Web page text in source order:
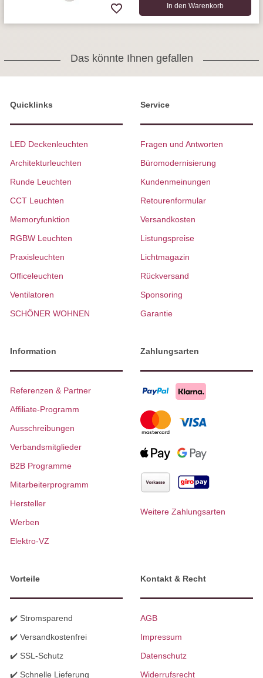
In den Warenkorb
Das könnte Ihnen gefallen
Quicklinks
LED Deckenleuchten
Architekturleuchten
Runde Leuchten
CCT Leuchten
Memoryfunktion
RGBW Leuchten
Praxisleuchten
Officeleuchten
Ventilatoren
SCHÖNER WOHNEN
Service
Fragen und Antworten
Büromodernisierung
Kundenmeinungen
Retourenformular
Versandkosten
Listungspreise
Lichtmagazin
Rückversand
Sponsoring
Garantie
Information
Referenzen & Partner
Affiliate-Programm
Ausschreibungen
Verbandsmitglieder
B2B Programme
Mitarbeiterprogramm
Hersteller
Werben
Elektro-VZ
Zahlungsarten
Weitere Zahlungsarten
Vorteile
✔️ Stromsparend
✔️ Versandkostenfrei
✔️ SSL-Schutz
✔️ Schnelle Lieferung
Kontakt & Recht
AGB
Impressum
Datenschutz
Widerrufsrecht